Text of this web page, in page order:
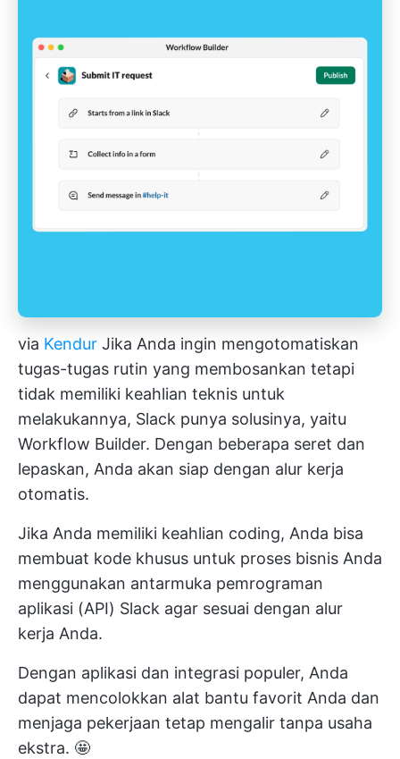
via Kendur Jika Anda ingin mengotomatiskan
tugas-tugas rutin yang membosankan tetapi
tidak memiliki keahlian teknis untuk
melakukannya, Slack punya solusinya, yaitu
Workflow Builder. Dengan beberapa seret dan
lepaskan, Anda akan siap dengan alur kerja
otomatis.
Jika Anda memiliki keahlian coding, Anda bisa
membuat kode khusus untuk proses bisnis Anda
menggunakan antarmuka pemrograman
aplikasi (API) Slack agar sesuai dengan alur
kerja Anda.
Dengan aplikasi dan integrasi populer, Anda
dapat mencolokkan alat bantu favorit Anda dan
menjaga pekerjaan tetap mengalir tanpa usaha
ekstra. 🤩